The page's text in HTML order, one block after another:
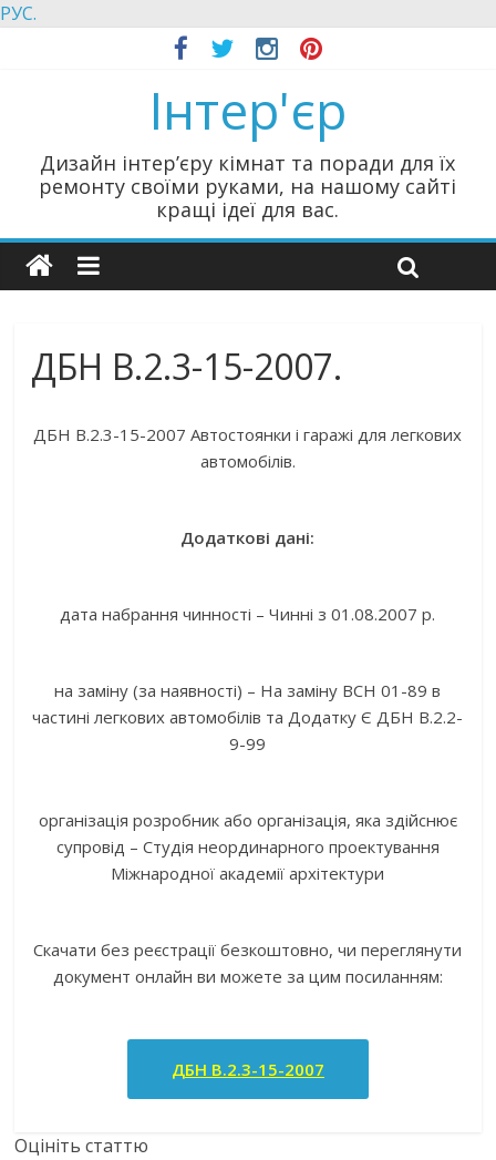
РУС.
Інтер'єр
Дизайн інтер’єру кімнат та поради для їх
ремонту своїми руками, на нашому сайті
кращі ідеї для вас.
ДБН В.2.3-15-2007.
ДБН В.2.3-15-2007 Автостоянки і гаражі для легкових
автомобілів.
Додаткові дані:
дата набрання чинності – Чинні з 01.08.2007 р.
на заміну (за наявності) – На заміну ВСН 01-89 в
частині легкових автомобілів та Додатку Є ДБН В.2.2-
9-99
організація розробник або організація, яка здійснює
супровід – Студія неординарного проектування
Міжнародної академії архітектури
Скачати без реєстрації безкоштовно, чи переглянути
документ онлайн ви можете за цим посиланням:
ДБН В.2.3-15-2007
Оцініть статтю